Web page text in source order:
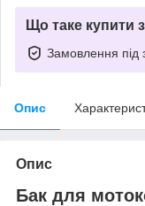
Що таке купити
Замовлення під
Опис
Опис
Бак для